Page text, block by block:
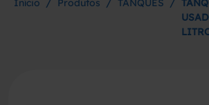
Início Produtos TANQUES